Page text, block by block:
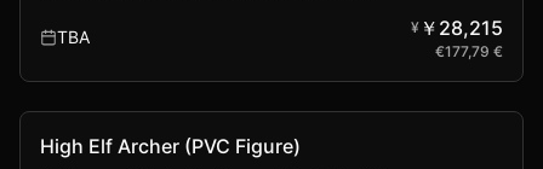
TBA ¥ ￥28,215
€177,79 €
High Elf Archer (PVC Figure)